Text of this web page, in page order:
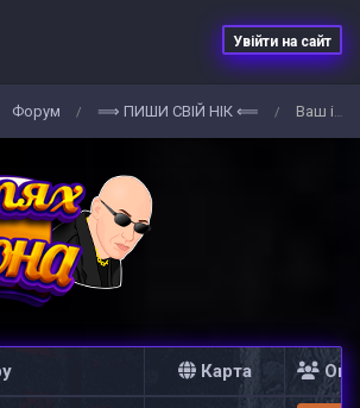
Увійти на сайт
Форум / ⟹ ПИШИ СВIЙ НIК ⟸ / Ваш ігровий НІК на сервері
Карта